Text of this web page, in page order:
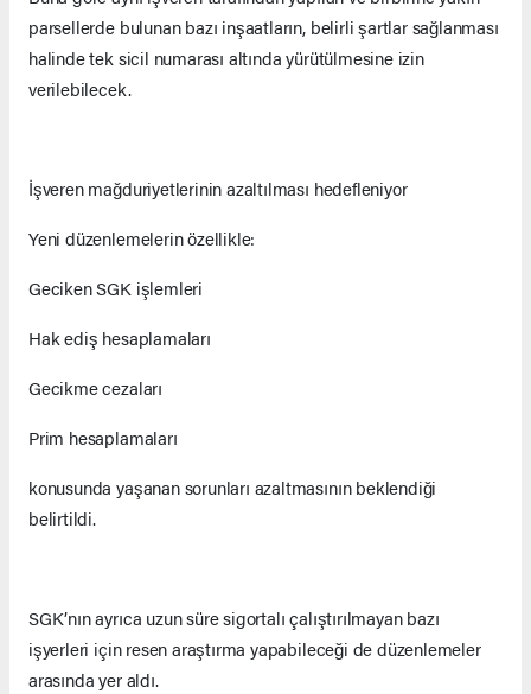
parsellerde bulunan bazı inşaatların, belirli şartlar sağlanması
halinde tek sicil numarası altında yürütülmesine izin
verilebilecek.
İşveren mağduriyetlerinin azaltılması hedefleniyor
Yeni düzenlemelerin özellikle:
Geciken SGK işlemleri
Hak ediş hesaplamaları
Gecikme cezaları
Prim hesaplamaları
konusunda yaşanan sorunları azaltmasının beklendiği
belirtildi.
SGK’nın ayrıca uzun süre sigortalı çalıştırılmayan bazı
işyerleri için resen araştırma yapabileceği de düzenlemeler
arasında yer aldı.